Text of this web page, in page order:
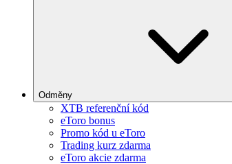
Odměny
XTB referenční kód
eToro bonus
Promo kód u eToro
Trading kurz zdarma
eToro akcie zdarma